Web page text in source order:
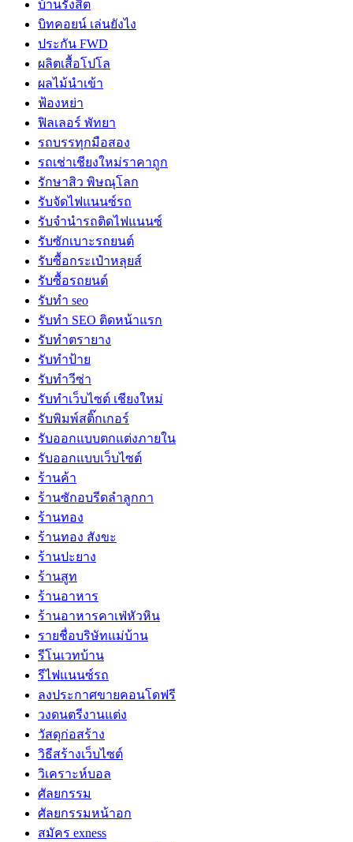
บ้านรังสิต
บิทคอยน์ เล่นยังไง
ประกัน FWD
ผลิตเสื้อโปโล
ผลไม้นำเข้า
ฟ้องหย่า
ฟิลเลอร์ พัทยา
รถบรรทุกมือสอง
รถเช่าเชียงใหม่ราคาถูก
รักษาสิว พิษณุโลก
รับจัดไฟแนนซ์รถ
รับจำนำรถติดไฟแนนซ์
รับซักเบาะรถยนต์
รับซื้อกระเป๋าหลุยส์
รับซื้อรถยนต์
รับทำ seo
รับทำ SEO ติดหน้าแรก
รับทำตรายาง
รับทำป้าย
รับทำวีซ่า
รับทำเว็บไซต์ เชียงใหม่
รับพิมพ์สติ๊กเกอร์
รับออกแบบตกแต่งภายใน
รับออกแบบเว็บไซต์
ร้านค้า
ร้านซักอบรีดลำลูกกา
ร้านทอง
ร้านทอง สังขะ
ร้านปะยาง
ร้านสูท
ร้านอาหาร
ร้านอาหารคาเฟ่หัวหิน
รายชื่อบริษัทแม่บ้าน
รีโนเวทบ้าน
รีไฟแนนซ์รถ
ลงประกาศขายคอนโดฟรี
วงดนตรีงานแต่ง
วัสดุก่อสร้าง
วิธีสร้างเว็บไซต์
วิเคราะห์บอล
ศัลยกรรม
ศัลยกรรมหน้าอก
สมัคร exness